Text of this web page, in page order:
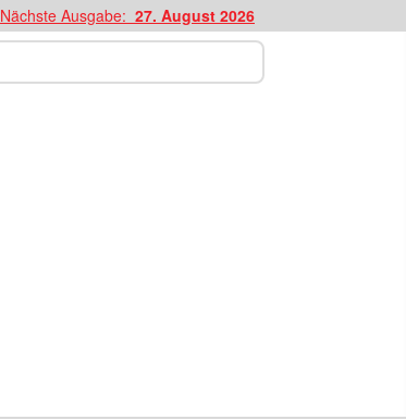
Nächste Ausgabe: 27. August 2026